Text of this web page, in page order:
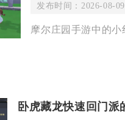
发布时间：2026-08-09